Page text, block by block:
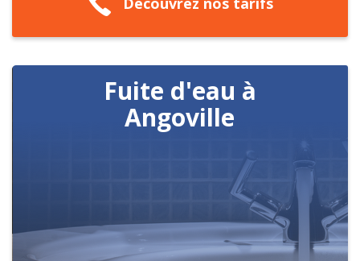
Fuite d'eau à
Angoville